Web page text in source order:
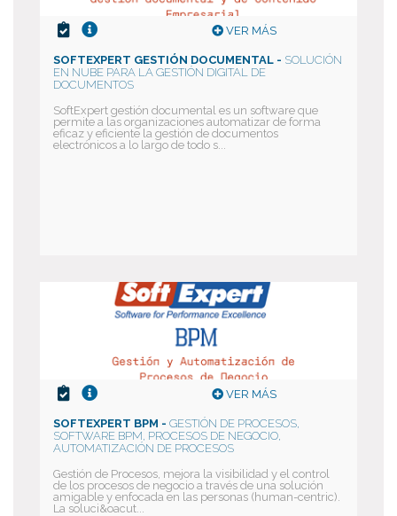
VER MÁS
SOFTEXPERT GESTIÓN DOCUMENTAL - SOLUCIÓN
EN NUBE PARA LA GESTIÓN DIGITAL DE
DOCUMENTOS
SoftExpert gestión documental es un software que
permite a las organizaciones automatizar de forma
eficaz y eficiente la gestión de documentos
electrónicos a lo largo de todo s...
VER MÁS
SOFTEXPERT BPM - GESTIÓN DE PROCESOS,
SOFTWARE BPM, PROCESOS DE NEGOCIO,
AUTOMATIZACIÓN DE PROCESOS
Gestión de Procesos, mejora la visibilidad y el control
de los procesos de negocio a través de una solución
amigable y enfocada en las personas (human-centric).
La soluci&oacut...